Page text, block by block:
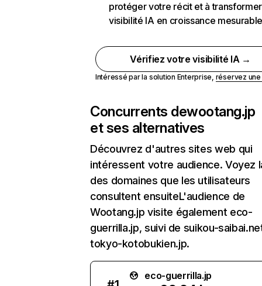
protéger votre récit et à
visibilité IA en croissance
Vérifiez votre visibilité IA →
Intéressé par la solution Enterprise, réservez
Concurrents dewootang.jp
et ses alternatives
Découvrez d'autres sites web qui
intéressent votre audience. Voyez
des domaines que les utilisateurs
consultent ensuiteL'audience de
Wootang.jp visite également eco-
guerrilla.jp, suivi de suikou-
tokyo-kotobukien.jp.
eco-guerrilla.jp